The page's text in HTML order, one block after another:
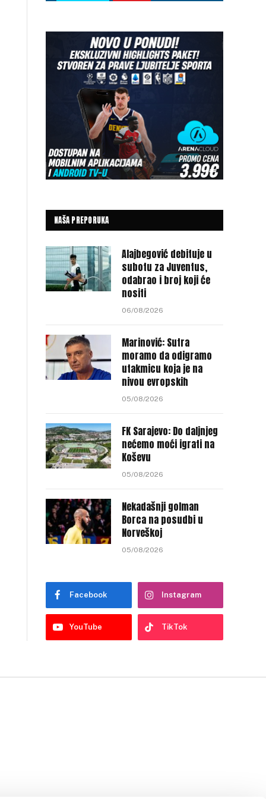
NAŠA PREPORUKA
Alajbegović debituje u
subotu za Juventus,
odabrao i broj koji će
nositi
06/08/2026
Marinović: Sutra
moramo da odigramo
utakmicu koja je na
nivou evropskih
05/08/2026
FK Sarajevo: Do daljnjeg
nećemo moći igrati na
Koševu
05/08/2026
Nekadašnji golman
Borca na posudbi u
Norveškoj
05/08/2026
Facebook Instagram
YouTube TikTok